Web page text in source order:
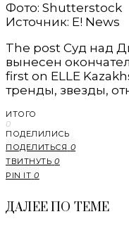
Фото: Shutterstock
Источник: E! News
The post Суд над
вынесен
first on ELLE
тренды, звезды,
ИТОГО
0
ПОДЕЛИЛИСЬ
ПОДЕЛИТЬСЯ 0
ТВИТНУТЬ 0
PIN IT 0
ДАЛЕЕ ПО ТЕМЕ